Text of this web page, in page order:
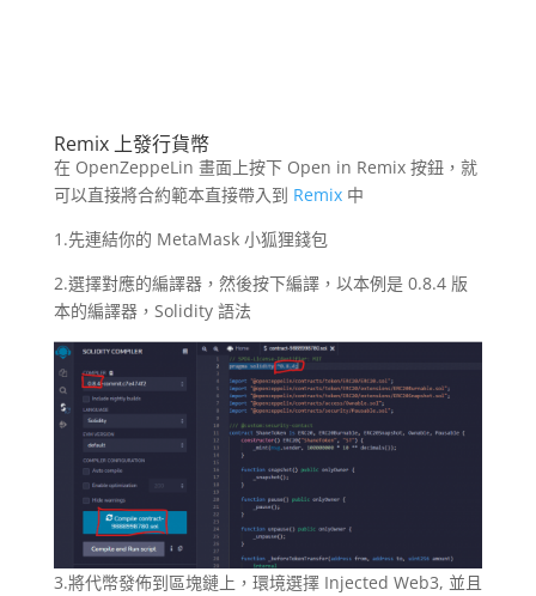
Remix 上發行貨幣
在 OpenZeppeLin 畫面上按下 Open in Remix 按鈕，就
可以直接將合約範本直接帶入到 Remix 中
1.先連結你的 MetaMask 小狐狸錢包
2.選擇對應的編譯器，然後按下編譯，以本例是 0.8.4 版
本的編譯器，Solidity 語法
3.將代幣發佈到區塊鏈上，環境選擇 Injected Web3, 並且